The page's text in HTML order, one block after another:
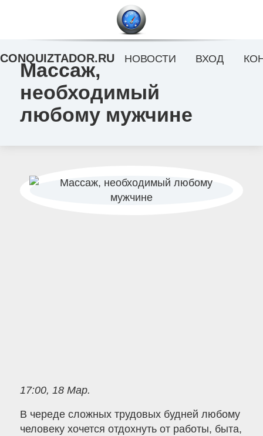
Массаж,
необходимый
любому мужчине
17:00, 18 Мар.
В череде сложных трудовых будней любому
человеку хочется отдохнуть от работы, быта,
CONQUIZTADOR.RU НОВОСТИ ВХОД